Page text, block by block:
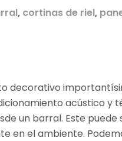
, cortinas de riel,
decorativo
acústico y
un barral. Este
en el ambiente.